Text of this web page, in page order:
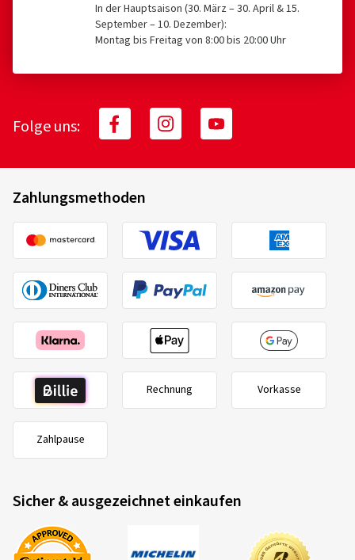
In der Hauptsaison (30. März – 30. April & 15.
September – 10. Dezember):
Montag bis Freitag von 8:00 bis 20:00 Uhr
Folge uns:
Zahlungsmethoden
Rechnung Vorkasse
Zahlpause
Sicher & ausgezeichnet einkaufen